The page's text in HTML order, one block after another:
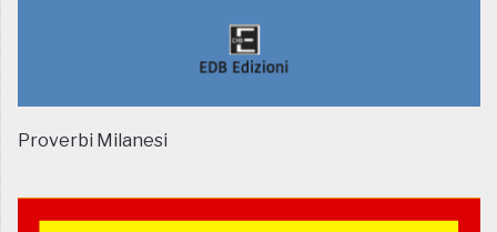
Proverbi Milanesi